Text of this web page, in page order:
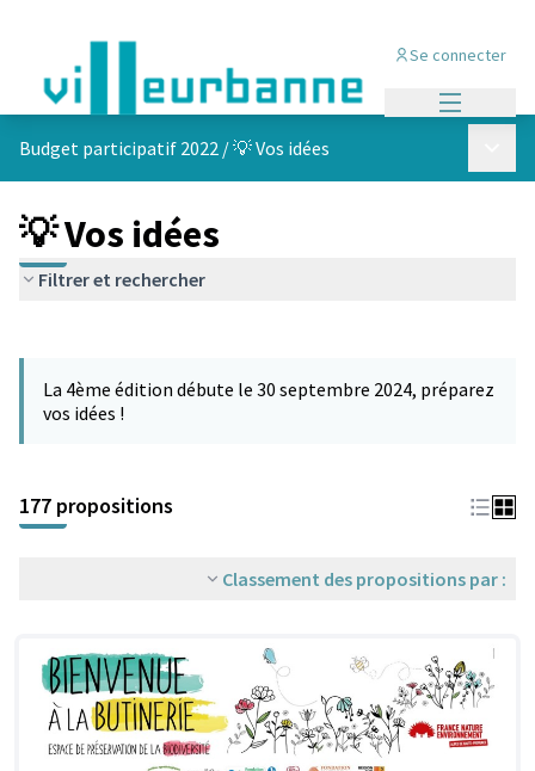
Se connecter
Budget participatif 2022 /💡 Vos idées
💡 Vos idées
Filtrer et rechercher
−
La 4ème édition débute le 30 septembre 2024, préparez
vos idées !
177 propositions
Classement des propositions par :